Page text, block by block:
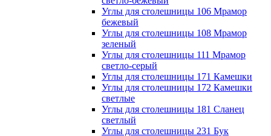
Углы для столешницы 106 Мрамор
бежевый
Углы для столешницы 108 Мрамор
зеленый
Углы для столешницы 111 Мрамор
светло-серый
Углы для столешницы 171 Камешки
Углы для столешницы 172 Камешки
светлые
Углы для столешницы 181 Сланец
светлый
Углы для столешницы 231 Бук